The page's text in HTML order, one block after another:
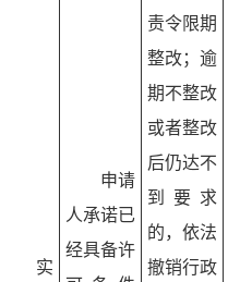
实
申请
人承诺已
经具备许
责令限期
整改；逾
期不整改
或者整改
后仍达不
到要求
的，依法
撤销行政